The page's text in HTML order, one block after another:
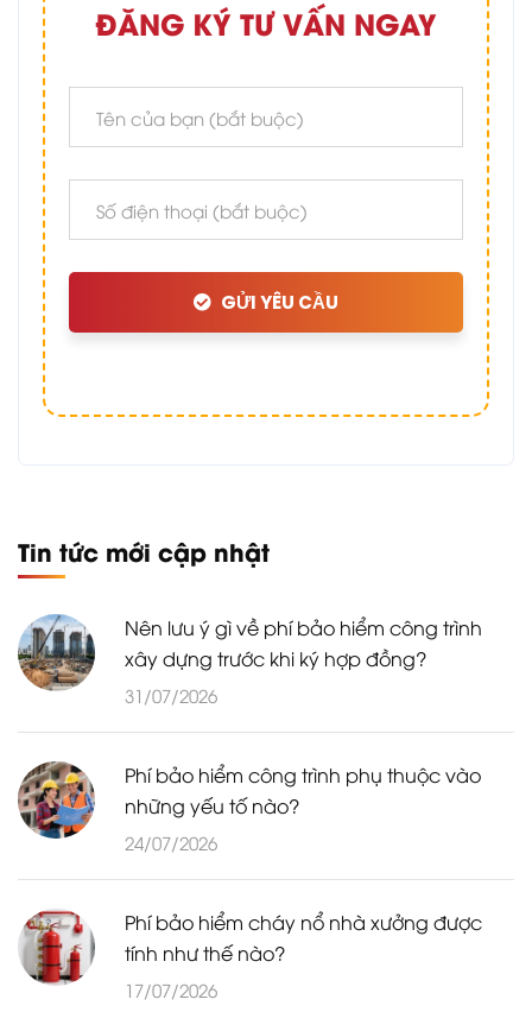
ĐĂNG KÝ TƯ VẤN NGAY
GỬI YÊU CẦU
Tin tức mới cập nhật
Nên lưu ý gì về phí bảo hiểm công trình
xây dựng trước khi ký hợp đồng?
31/07/2026
Phí bảo hiểm công trình phụ thuộc vào
những yếu tố nào?
24/07/2026
Phí bảo hiểm cháy nổ nhà xưởng được
tính như thế nào?
17/07/2026